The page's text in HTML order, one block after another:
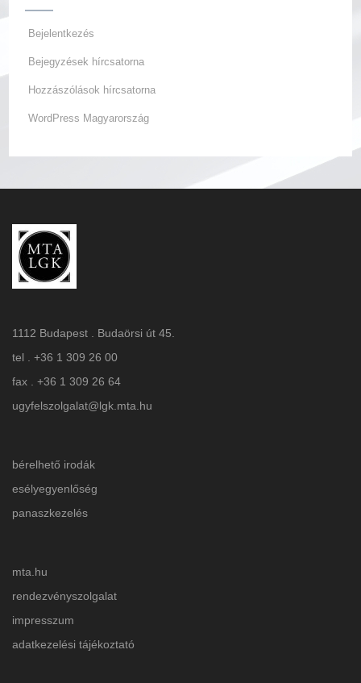
Bejelentkezés
Bejegyzések hírcsatorna
Hozzászólások hírcsatorna
WordPress Magyarország
1112 Budapest . Budaörsi út 45.
tel . +36 1 309 26 00
fax . +36 1 309 26 64
ugyfelszolgalat@lgk.mta.hu
bérelhető irodák
esélyegyenlőség
panaszkezelés
mta.hu
rendezvényszolgalat
impresszum
adatkezelési tájékoztató